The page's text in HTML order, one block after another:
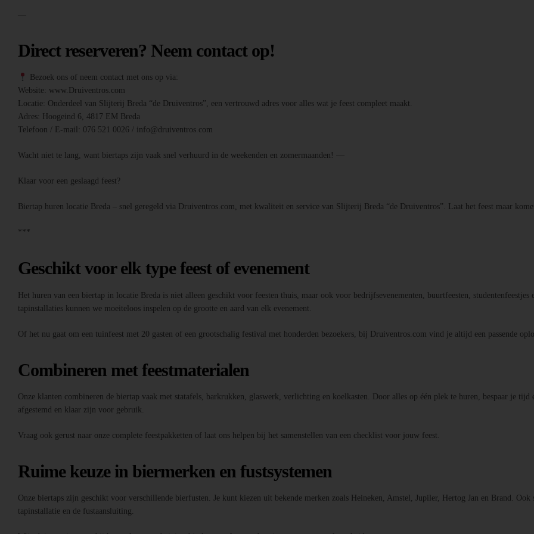
—
Direct reserveren? Neem contact op!
Bezoek ons of neem contact met ons op via:
Website: www.Druiventros.com
Locatie: Onderdeel van Slijterij Breda “de Druiventros”, een vertrouwd adres voor alles wat je feest compleet maakt.
Adres: Hoogeind 6, 4817 EM Breda
Telefoon / E-mail: 076 521 0026 / info@druiventros.com
Wacht niet te lang, want biertaps zijn vaak snel verhuurd in de weekenden en zomermaanden! —
Klaar voor een geslaagd feest?
Biertap huren locatie Breda – snel geregeld via Druiventros.com, met kwaliteit en service van Slijterij Breda “de Druiventros”. Laat het feest maar
***
Geschikt voor elk type feest of evenement
Het huren van een biertap in locatie Breda is niet alleen geschikt voor feesten thuis, maar ook voor bedrijfsevenementen, buurtfeesten,
tapinstallaties kunnen we moeiteloos inspelen op de grootte en aard van elk evenement.
Of het nu gaat om een tuinfeest met 20 gasten of een grootschalig festival met honderden bezoekers, bij Druiventros.com vind je altijd een passende
Combineren met feestmaterialen
Onze klanten combineren de biertap vaak met statafels, barkrukken, glaswerk, verlichting en koelkasten. Door alles op één plek te huren, bespaar je
afgestemd en klaar zijn voor gebruik.
Vraag ook gerust naar onze complete feestpakketten of laat ons helpen bij het samenstellen van een checklist voor jouw feest.
Ruime keuze in biermerken en fustsystemen
Onze biertaps zijn geschikt voor verschillende bierfusten. Je kunt kiezen uit bekende merken zoals Heineken, Amstel, Jupiler, Hertog Jan en Brand.
tapinstallatie en de fustaansluiting.